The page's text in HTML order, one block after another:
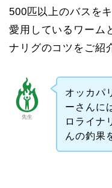
500匹以上のバスを
愛用しているワーム
ナリグのコツをご紹
先生
オッカパ
ーさんに
ロライナ
んの釣果